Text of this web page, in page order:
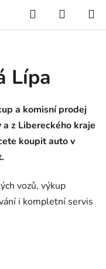
Hledat
KOŠÍK
Lípa
a komisní prodej
z Libereckého kraje
koupit auto v
vozů, výkup
i kompletní servis